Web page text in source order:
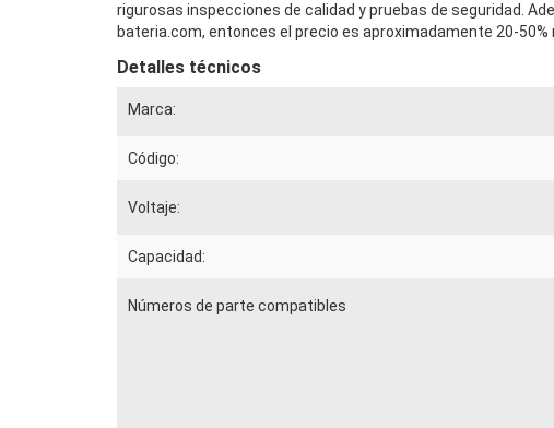
rigurosas inspecciones de calidad y pruebas de seguridad.
bateria.com, entonces el precio es aproximadamente 20-
Detalles técnicos
Marca:
Código:
Voltaje:
Capacidad:
Números de parte compatibles